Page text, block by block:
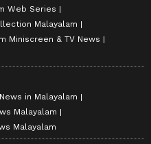
Web Series
Malayalam
Miniscreen & TV News
in Malayalam
Malayalam
Malayalam